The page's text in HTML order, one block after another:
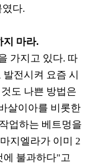
다.
지 마라.
가지고 있다. 따
전시켜 요즘 시
도 나쁜 방법은
살이아를 비롯한
업하는 베트멍을
지엘라가 이미 2
에 불과하다"고